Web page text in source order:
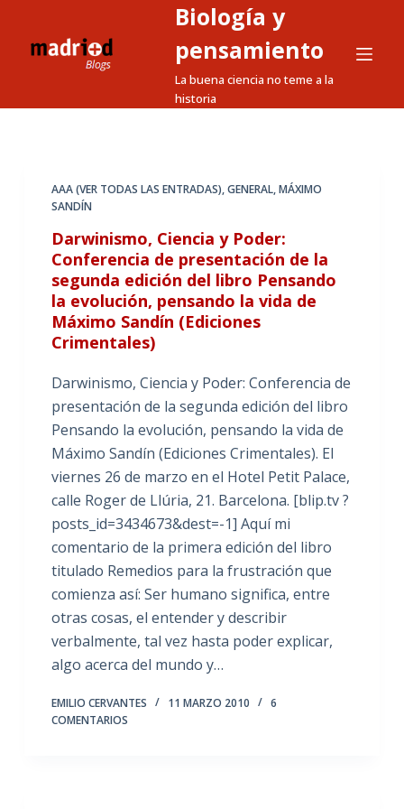
a
Biología y
pensamiento
La buena ciencia no teme a la
historia
AAA (VER TODAS LAS ENTRADAS),GENERAL,MÁXIMO
SANDÍN
Darwinismo, Ciencia y Poder:
Conferencia de presentación de la
segunda edición del libro Pensando
la evolución, pensando la vida de
Máximo Sandín (Ediciones
Crimentales)
Darwinismo, Ciencia y Poder: Conferencia de
presentación de la segunda edición del libro
Pensando la evolución, pensando la vida de
Máximo Sandín (Ediciones Crimentales). El
viernes 26 de marzo en el Hotel Petit Palace,
calle Roger de Llúria, 21. Barcelona. [blip.tv ?
posts_id=3434673&dest=-1] Aquí mi
comentario de la primera edición del libro
titulado Remedios para la frustración que
comienza así: Ser humano significa, entre
otras cosas, el entender y describir
verbalmente, tal vez hasta poder explicar,
algo acerca del mundo y…
EMILIO CERVANTES 11 MARZO 2010
6
COMENTARIOS